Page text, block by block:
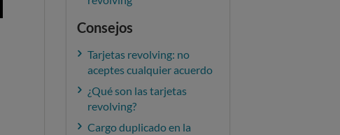
Consejos
Tarjetas revolving: no
aceptes cualquier acuerdo
¿Qué son las tarjetas
revolving?
Cargo duplicado en la